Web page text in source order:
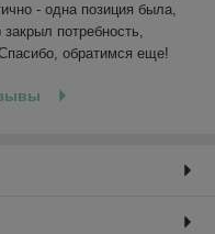
- одна позиция была,
потребность,
обратимся еще!